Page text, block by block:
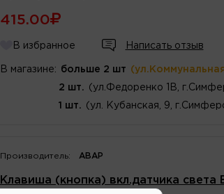
415.00
В избранное Написать отзыв
В магазине: больше 2 шт
2 шт. (ул.Федоренко 1В,
1 шт. (ул. Кубанская, 9,
Производитель: АВАР
Клавиша (кнопка) вкл.датчика